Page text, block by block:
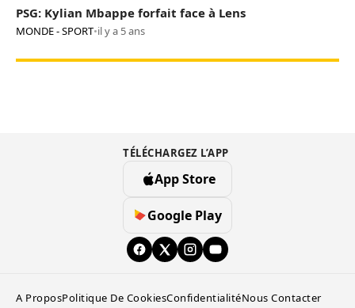
PSG: Kylian Mbappe forfait face à Lens
MONDE - SPORT•il y a 5 ans
TÉLÉCHARGEZ L’APP
App Store
Google Play
A ProposPolitique De CookiesConfidentialitéNous Contacter